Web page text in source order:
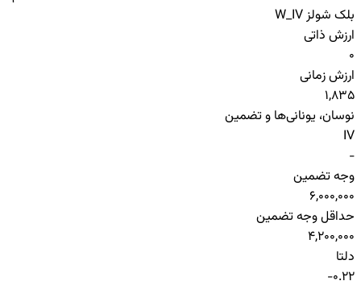
بلک شولز W_IV
ارزش ذاتی
0
ارزش زمانی
1,835
نوسان، یونانی‌ها و تضمین
IV
-
وجه تضمین
6,000,000
حداقل وجه تضمین
4,200,000
دلتا